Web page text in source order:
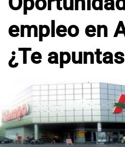
empleo en
¿Te